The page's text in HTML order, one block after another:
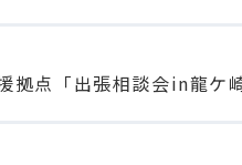
拠点「出張相談会in龍ケ崎